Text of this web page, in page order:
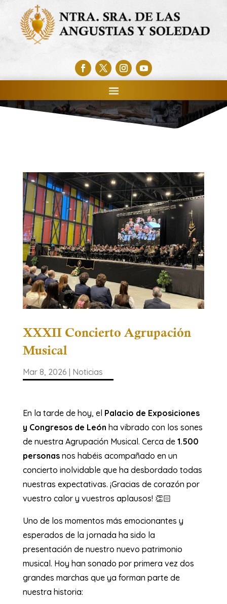
XXXII Concierto Agrupación
Musical
Mar 8, 2026 Noticias
En la tarde de hoy, el Palacio de Exposiciones
y Congresos de León ha vibrado con los sones
de nuestra Agrupación Musical. Cerca de 1.500
personasnos habéis acompañado en un
concierto inolvidable que ha desbordado todas
nuestras expectativas. ¡Gracias de corazón por
vuestro calor y vuestros aplausos! 👏🏻
Uno de los momentos más emocionantes y
esperados de la jornada ha sido la
presentación de nuestro nuevo patrimonio
musical. Hoy han sonado por primera vez dos
grandes marchas que ya forman parte de
nuestra historia: